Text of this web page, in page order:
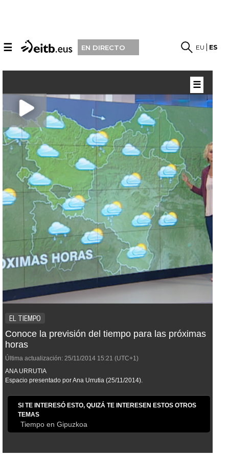
☰ EN DIRECTO EU ES
EL TIEMPO
Conoce la previsión del tiempo para las próximas
horas
Última actualización: 25/11/2014 15:21 (UTC+1)
ANA URRUTIA
Espacio presentado por Ana Urrutia (25/11/2014).
SI TE INTERESÓ ESTO, QUIZÁ TE INTERESEN ESTOS OTROS
TEMAS
Tiempo en Gipuzkoa
☰